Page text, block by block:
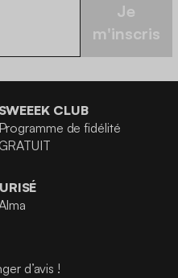
Je
m'inscris
SWEEEK CLUB
Programme de fidélité
GRATUIT
d’avis !